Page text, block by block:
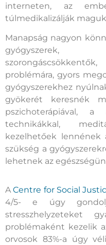
interneten, az
túlmedikalizálják
Manapság nagyon
gyógyszerek,
problémára, gyors
gyógyszerekhez
gyökerét keresnék
pszichoterápiával,
technikákkal,
kezelhetőek
szükség a
lehetnek az
ACentre for Social
4/5- e úgy
stresszhelyzeteket
problémaként kezelik
orvosok 83%-a úgy